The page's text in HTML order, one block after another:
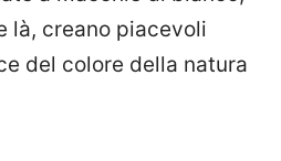
là, creano piacevoli
del colore della natura